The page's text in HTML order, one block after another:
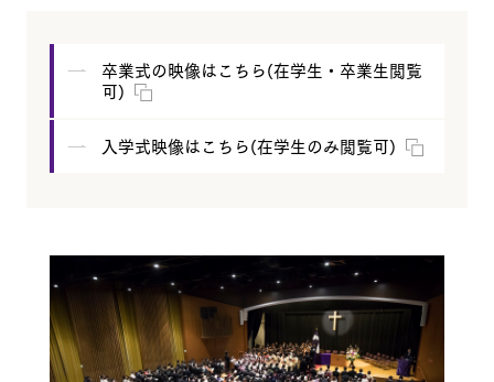
卒業式の映像はこちら(在学生・卒業生閲覧
可)
入学式映像はこちら(在学生のみ閲覧可)